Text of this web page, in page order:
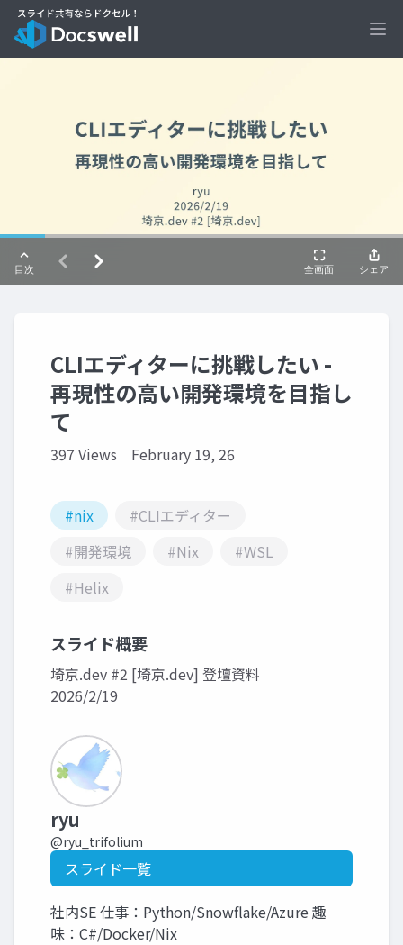
CLIエディターに挑戦したい -
再現性の高い開発環境を目指し
て
397 Views February 19, 26
#nix
#CLIエディター
#開発環境
#Nix
#WSL
#Helix
スライド概要
埼京.dev #2 [埼京.dev] 登壇資料
2026/2/19
ryu
@ryu_trifolium
スライド一覧
社内SE 仕事：Python/Snowflake/Azure 趣
味：C#/Docker/Nix